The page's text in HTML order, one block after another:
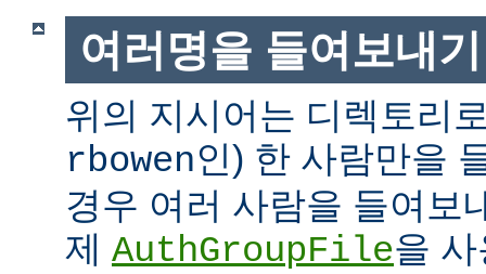
여러명을 들여보내기
위의 지시어는 디렉토리
rbowen인) 한 사람만을
경우 여러 사람을 들여보
제 AuthGroupFile을